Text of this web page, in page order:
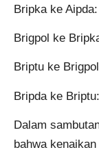
Bripka ke
Brigpol ke
Briptu ke
Bripda ke
Dalam
bahwa